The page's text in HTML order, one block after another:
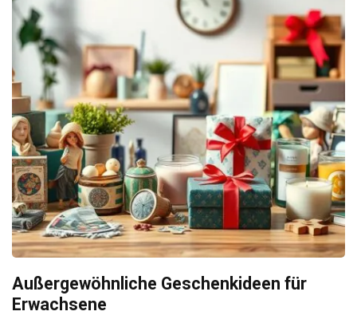
Außergewöhnliche Geschenkideen für
Erwachsene